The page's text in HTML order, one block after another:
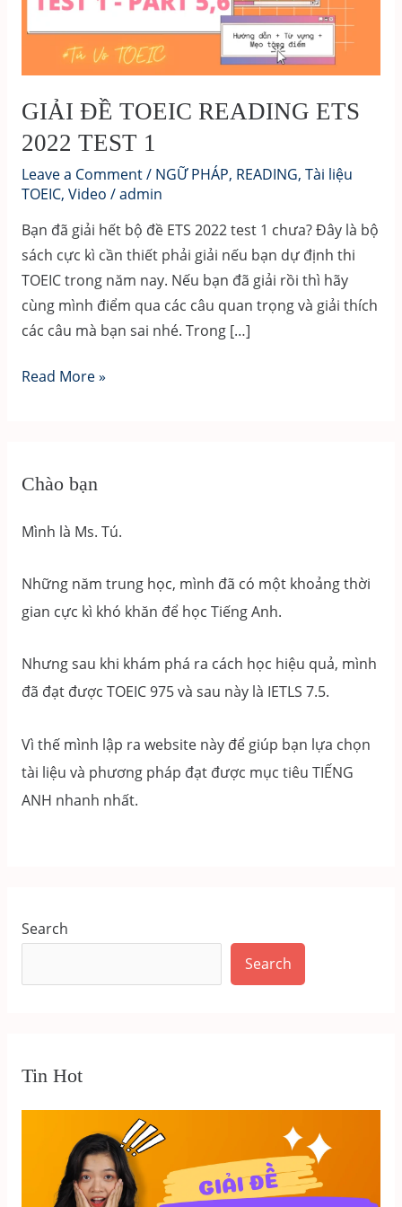
GIẢI ĐỀ TOEIC READING ETS
2022 TEST 1
Leave a Comment/ NGỮ PHÁP, READING, Tài liệu
TOEIC, Video /admin
Bạn đã giải hết bộ đề ETS 2022 test 1 chưa? Đây là bộ
sách cực kì cần thiết phải giải nếu bạn dự định thi
TOEIC trong năm nay. Nếu bạn đã giải rồi thì hãy
cùng mình điểm qua các câu quan trọng và giải thích
các câu mà bạn sai nhé. Trong […]
GIẢI
ETS
TEST
Read More »
Chào bạn
Mình là Ms. Tú.
Những năm trung học, mình đã có một khoảng thời
gian cực kì khó khăn để học Tiếng Anh.
Nhưng sau khi khám phá ra cách học hiệu quả, mình
đã đạt được TOEIC 975 và sau này là IETLS 7.5.
Vì thế mình lập ra website này để giúp bạn lựa chọn
tài liệu và phương pháp đạt được mục tiêu TIẾNG
ANH nhanh nhất.
Search
Search
Tin Hot